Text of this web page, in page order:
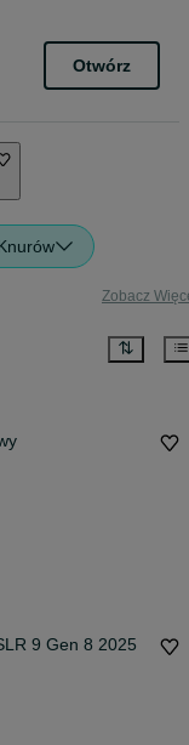
Otwórz
Zobacz
9 Gen 8 2025